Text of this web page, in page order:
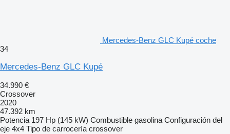
Mercedes-Benz GLC Kupé coche
34
Mercedes-Benz GLC Kupé
34.990 €
Crossover
2020
47.392 km
Potencia 197 Hp (145 kW) Combustible gasolina Configuración del
eje 4x4 Tipo de carrocería crossover